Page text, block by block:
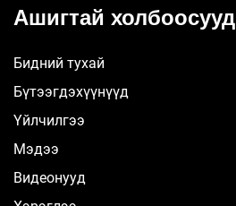
Ашигтай холбоосууд
Бидний тухай
Бүтээгдэхүүнүүд
Үйлчилгээ
Мэдээ
Видеонууд